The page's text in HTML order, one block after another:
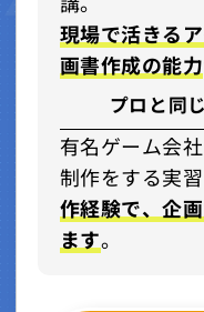
現場で活きる
画書作成の能力
プロと同
有名ゲーム会
制作をする実習
作経験で、企
ます。